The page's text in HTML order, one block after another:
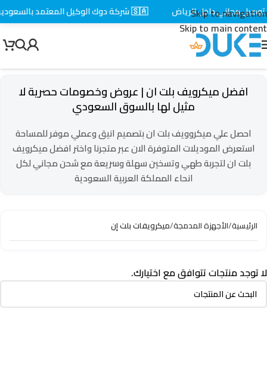
Skip to navigation
Skip to main content
افضل ميكرويف بلت ان | عروض وخصومات حصرية لا
مثيل لها بالسوق السعودي
احصل علي ميكروويف بلت ان بتصميم انيق وعملي موفر للمساحة
استعرض الموديلات المتوفرة الان عبر متجرنا واختر افضل ميكرويف
بلت ان لتجربة طهي وتسخين سهلة وسريعة مع شحن مجاني لكل
انحاء المملكة العربية السعودية
الرئيسية/الأجهزة المدمجة/ميكرويفات بلت إن
لا توجد منتجات تتوافق مع اختيارك.
مجاني داخل الرياض 🇸🇦 شركة دوك الوكيل المعتمد بالسعودية